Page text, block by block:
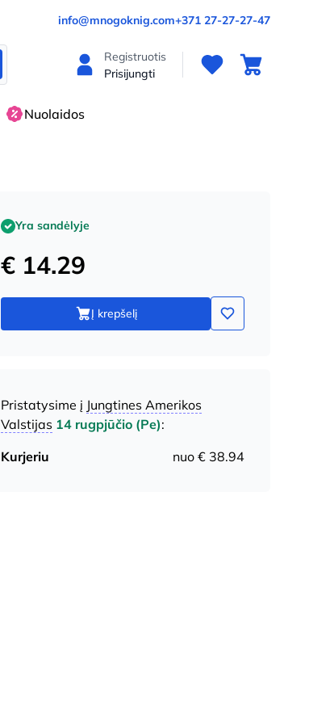
info@mnogoknig.com+371 27-27-27-47
Registruotis
Prisijungti
Nuolaidos
Yra sandėlyje
€ 14.29
Į krepšelį
Pristatysime į Jungtines Amerikos
Valstijas 14 rugpjūčio (Pe):
Kurjeriu
nuo € 38.94